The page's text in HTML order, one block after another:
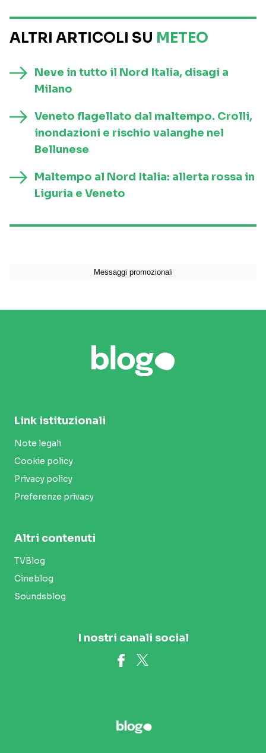
ALTRI ARTICOLI SU METEO
Neve in tutto il Nord Italia, disagi a
Milano
Veneto flagellato dal maltempo. Crolli,
inondazioni e rischio valanghe nel
Bellunese
Maltempo al Nord Italia: allerta rossa in
Liguria e Veneto
Link istituzionali
Note legali
Cookie policy
Privacy policy
Preferenze privacy
Altri contenuti
TVBlog
Cineblog
Soundsblog
I nostri canali social